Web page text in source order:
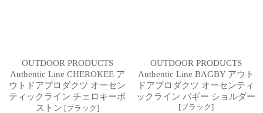
OUTDOOR PRODUCTS
Authentic Line CHEROKEE ア
ウトドアプロダクツ オーセン
ティックライン チェロキーボ
ストン [ブラック]
OUTDOOR PRODUCTS
Authentic Line BAGBY アウト
ドアプロダクツ オーセンティ
ックライン バギー ショルダー
[ブラック]